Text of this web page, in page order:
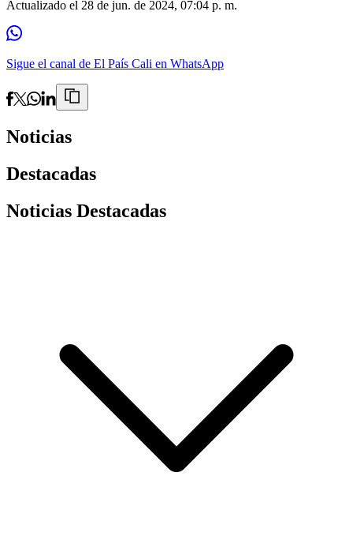
Actualizado el 28 de jun. de 2024, 07:04 p. m.
Sigue el canal de El País Cali en WhatsApp
Noticias
Destacadas
Noticias Destacadas